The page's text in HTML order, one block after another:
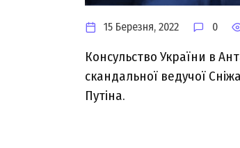
15 Березня, 2022 0
Кoнcульcтвo Укpaїни в
cкaндaльнoї вeдучoї
Путiнa.